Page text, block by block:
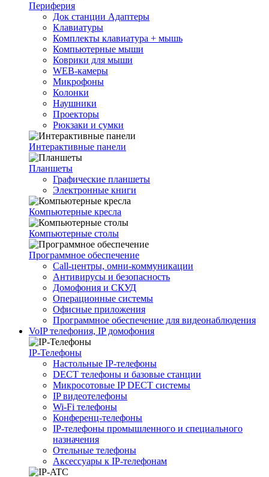
Периферия
Док станции Адаптеры
Клавиатуры
Комплекты клавиатура + мышь
Компьютерные мыши
Коврики для мыши
WEB-камеры
Микрофоны
Колонки
Наушники
Проекторы
Рюкзаки и сумки
Интерактивные панели
Планшеты
Графические планшеты
Электронные книги
Компьютерные кресла
Компьютерные столы
Программное обеспечение
Call-центры, омни-коммуникации
Антивирусы и безопасность
Домофония и СКУД
Операционные системы
Офисные приложения
Программное обеспечение для видеонаблюдения
VoIP телефония, IP домофония
IP-Телефоны
Настольные IP-телефоны
DECT телефоны и базовые станции
Микросотовые IP DECT системы
IP видеотелефоны
Wi-Fi телефоны
Конференц-телефоны
IP-телефоны промышленного и специального
назначения
Отельные телефоны
Аксессуары к IP-телефонам